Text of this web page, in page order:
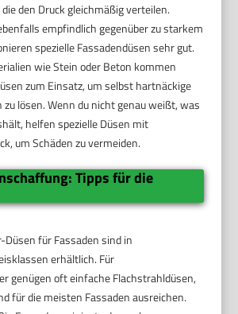
den Druck gleichmäßig verteilen.
empfindlich gegenüber zu starkem
spezielle Fassadendüsen sehr gut.
wie Stein oder Beton kommen
zum Einsatz, um selbst hartnäckige
lösen. Wenn du nicht genau weißt, was
helfen spezielle Düsen mit
um Schäden zu vermeiden.
Tipps für die
Düsen für Fassaden sind in
erhältlich. Für
genügen oft einfache Flachstrahldüsen,
für die meisten Fassaden ausreichen.